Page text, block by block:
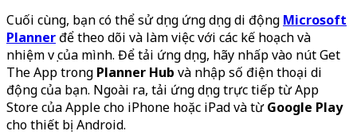
Cuối cùng, bạn có thể sử dụng ứng dụng di động Microsoft
Plannerđể theo dõi và làm việc với các kế hoạch và
nhiệm vụ của mình. Để tải ứng dụng, hãy nhấp vào nút Get
The App trong Planner Hub và nhập số điện thoại di
động của bạn. Ngoài ra, tải ứng dụng trực tiếp từ App
Store của Apple cho iPhone hoặc iPad và từGoogle Play
cho thiết bị Android.